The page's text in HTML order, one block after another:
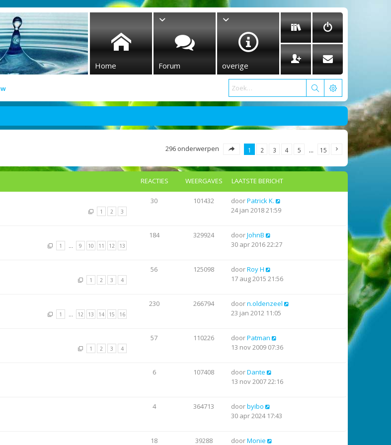
Home Forum overige
296 onderwerpen 1 2 3 4 5 … 15
REACTIES WEERGAVES LAATSTE BERICHT
1 2 3
30 101432 doorPatrick K.
24 jan 2018 21:59
1 … 9 10 11 12 13
184 329924 doorJohnB
30 apr 2016 22:27
1 2 3 4
56 125098 doorRoy H
17 aug 2015 21:56
1 … 12 13 14 15 16
230 266794 doorn.oldenzeel
23 jan 2012 11:05
1 2 3 4
57 110226 doorPatman
13 nov 2009 07:36
6 107408 doorDante
13 nov 2007 22:16
4 364713 doorbyibo
30 apr 2024 17:43
18 39288 doorMonie